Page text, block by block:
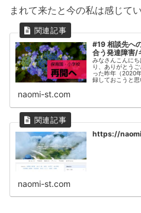
まれて来たと今の私は感じてい
#19 相談先へ
合う発達障害/
みなさんこんに
り、ありがとう
った昨年（2020
録しておこうと
naomi-st.com
https://
naomi-st.com